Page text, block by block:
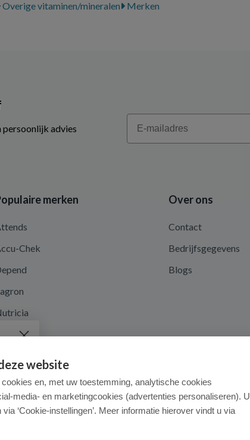
Overige vitaminen/mineralen Merken
persoonlijk advies
Email
merken
Chek
Over ons
Contact
Bedrijfsgegevens
Blogs
website
en, met uw toestemming, analytische cookies
media- en marketingcookies (advertenties personaliseren). U
‘Cookie-instellingen’. Meer informatie hierover vindt u via